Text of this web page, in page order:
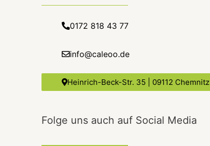
0172 818 43 77
info@caleoo.de
Heinrich-Beck-Str. 35 | 09112 Chemnitz
Folge uns auch auf Social Media